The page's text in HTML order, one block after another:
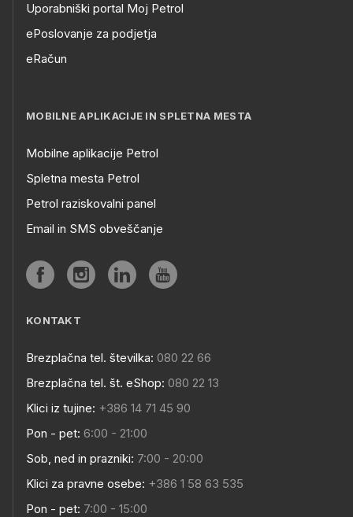
Uporabniški portal Moj Petrol
ePoslovanje za podjetja
eRačun
MOBILNE APLIKACIJE IN SPLETNA MESTA
Mobilne aplikacije Petrol
Spletna mesta Petrol
Petrol raziskovalni panel
Email in SMS obveščanje
KONTAKT
Brezplačna tel. številka: 080 22 66
Brezplačna tel. št. eShop: 080 22 13
Klici iz tujine: +386 14 71 45 90
Pon - pet: 6:00 - 21:00
Sob, ned in prazniki: 7:00 - 20:00
Klici za pravne osebe: +386 1 58 63 535
Pon - pet: 7:00 - 15:00